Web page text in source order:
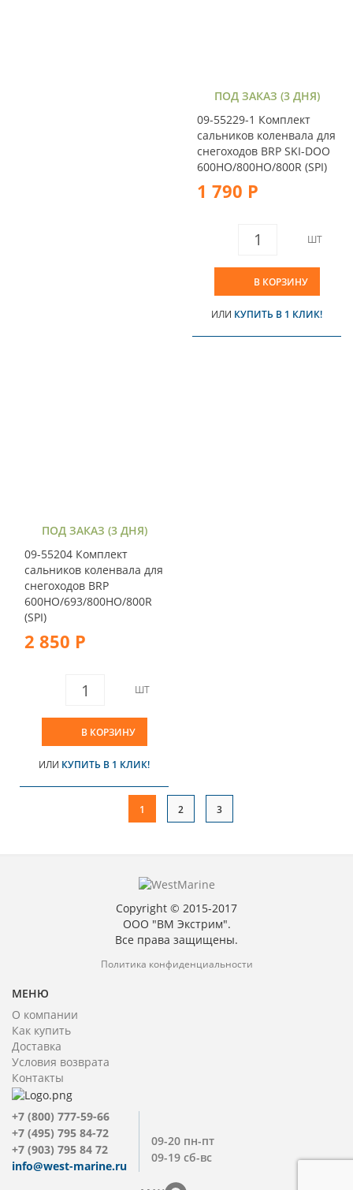
ПОД ЗАКАЗ (3 ДНЯ)
09-55229-1 Комплект
сальников коленвала для
снегоходов BRP SKI-DOO
600HO/800HO/800R (SPI)
1 790 Р
ШТ
В КОРЗИНУ
ИЛИ КУПИТЬ В 1 КЛИК!
ПОД ЗАКАЗ (3 ДНЯ)
09-55204 Комплект
сальников коленвала для
снегоходов BRP
600HO/693/800HO/800R
(SPI)
2 850 Р
ШТ
В КОРЗИНУ
ИЛИ КУПИТЬ В 1 КЛИК!
1 2 3
Copyright © 2015-2017
ООО "ВМ Экстрим".
Все права защищены.
Политика конфиденциальности
МЕНЮ
О компании
Как купить
Доставка
Условия возврата
Контакты
+7 (800) 777-59-66
+7 (495) 795 84-72
+7 (903) 795 84 72
info@west-marine.ru
09-20 пн-пт
09-19 сб-вс